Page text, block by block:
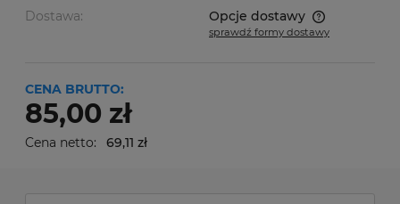
Dostawa:
Opcje dostawy
Cena nie zawiera ewentualnych kosztów płatności
sprawdź formy dostawy
CENA BRUTTO:
85,00 zł
Cena netto: 69,11 zł